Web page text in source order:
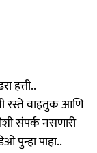
हत्ती..
रस्ते वाहतुक आणि
संपर्क नसणारी
पुन्हा पाहा..